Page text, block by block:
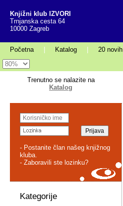
Knjižni klub IZVORI
Trnjanska cesta 64
10000 Zagreb
Početna Katalog 20 novih
Trenutno se nalazite na
Katalog
- Postanite član našeg knjižnog
kluba.
- Zaboravili ste lozinku?
Kategorije